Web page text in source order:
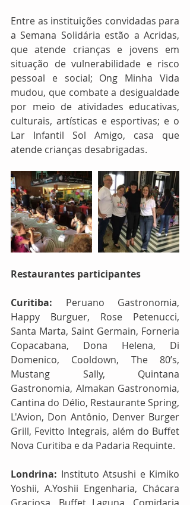
Entre as instituições convidadas para
a Semana Solidária estão a Acridas,
que atende crianças e jovens em
situação de vulnerabilidade e risco
pessoal e social; Ong Minha Vida
mudou, que combate a desigualdade
por meio de atividades educativas,
culturais, artísticas e esportivas; e o
Lar Infantil Sol Amigo, casa que
atende crianças desabrigadas.
Restaurantes participantes
Curitiba: Peruano Gastronomia,
Happy Burguer, Rose Petenucci,
Santa Marta, Saint Germain, Forneria
Copacabana, Dona Helena, Di
Domenico, Cooldown, The 80’s,
Mustang Sally, Quintana
Gastronomia, Almakan Gastronomia,
Cantina do Délio, Restaurante Spring,
L'Avion, Don Antônio, Denver Burger
Grill, Fevitto Integrais, além do Buffet
Nova Curitiba e da Padaria Requinte.
Londrina: Instituto Atsushi e Kimiko
Yoshii, A.Yoshii Engenharia, Chácara